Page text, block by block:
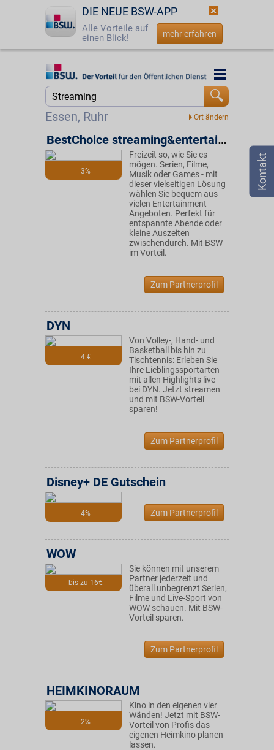
DIE NEUE BSW-APP
Alle Vorteile auf
einen Blick!
mehr erfahren
Startseite
Jetzt BSW-Mitglied werden
☎ 0800 - 279 25 82
Essen, Ruhr
Startseite
Suche
3%
BestChoice streaming&entertainment
Freizeit so, wie Sie es
mögen. Serien, Filme,
Musik oder Games - mit
dieser vielseitigen Lösung
wählen Sie bequem aus
vielen Entertainment
Angeboten. Perfekt für
entspannte Abende oder
kleine Auszeiten
zwischendurch. Mit BSW
im Vorteil.
Zum Partnerprofil
4 €
DYN
Von Volley-, Hand- und
Basketball bis hin zu
Tischtennis: Erleben Sie
Ihre Lieblingssportarten
mit allen Highlights live
bei DYN. Jetzt streamen
und mit BSW-Vorteil
sparen!
Zum Partnerprofil
4%
Disney+ DE Gutschein
Zum Partnerprofil
bis zu 16€
WOW
Sie können mit unserem
Partner jederzeit und
überall unbegrenzt Serien,
Filme und Live-Sport von
WOW schauen. Mit BSW-
Vorteil sparen.
Zum Partnerprofil
2%
HEIMKINORAUM
Kino in den eigenen vier
Wänden! Jetzt mit BSW-
Vorteil von Profis das
eigenen Heimkino planen
lassen.